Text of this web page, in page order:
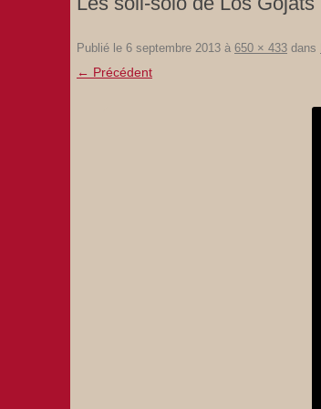
Publié le 6 septembre 2013 à 650 × 433 dans
← Précédent